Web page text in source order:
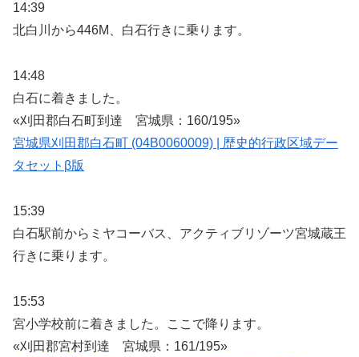
14:39
北白川から446M、白石行きに乗ります。
14:48
白石に着きました。
«刈田郡白石町到達 宮城県：160/195»
宮城県刈田郡白石町 (04B0060009) | 歴史的行政区域デー
タセットβ版
15:39
白石駅前からミヤコーバス、アクティブリゾーツ宮城蔵王
行きに乗ります。
15:53
宮小学校前に着きました。ここで降ります。
«刈田郡宮村到達 宮城県：161/195»